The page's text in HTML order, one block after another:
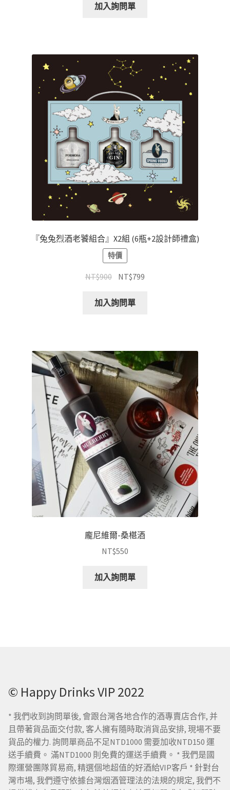
加入詢問單
『兔兔烈酒老饕組合』X2組 (6瓶+2設計師禮盒)
特價
NT$900 NT$799
加入詢問單
龐尼維爾-桑椹酒
NT$550
加入詢問單
© Happy Drinks VIP 2022
* 我們收到詢問單後, 會跟台灣各地合作的酒專賣店合作, 并
且帶著貨品面交付款, 客人擁有隨時取消貨品安排, 現場不要
貨品的權力. 詢問單商品不足NTD1000 需要加收NTD150 運
送手續費。 滿NTD1000 則免費的運送手續費。 * 我們是國
際運營團隊貿易商, 精選個地超值的好酒給VIP客戶 * 針對台
灣市場, 我們遵守依據台灣烟酒管理法的法規的規定, 我們不